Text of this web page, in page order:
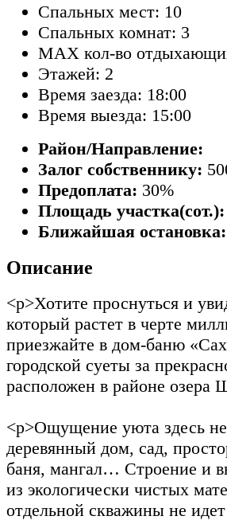
Спальных мест: 10
Спальных комнат: 3
MAX кол-во
Этажей: 2
Время заезда: 18:00
Время выезда: 15:00
Район/Направление:
Залог собственнику:
Предоплата: 30%
Площадь участка(сот.):
Ближайшая остановка:
Описание
<p>Хотите проснуться и
который растет в черте
приезжайте в дом-баню
городской суеты за
расположен в районе озера
<p>Ощущение уюта здесь
деревянный дом, сад,
баня, мангал… Строение и
из экологически чистых
отдельной скважины не